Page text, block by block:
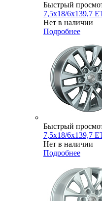
Быстрый
7,5x18/6x139,7
Нет в наличии
Подробнее
Быстрый
7,5x18/6x139,7
Нет в наличии
Подробнее